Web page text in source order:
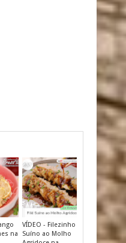
na
VÍDEO - Filezinho
Suíno ao Molho